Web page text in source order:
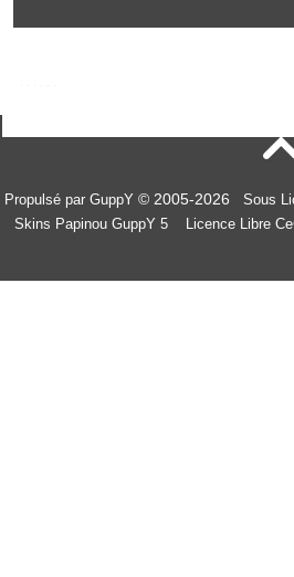
Propulsé par GuppY© 2005-2026
Sous
Skins Papinou GuppY 5
Licence Libre